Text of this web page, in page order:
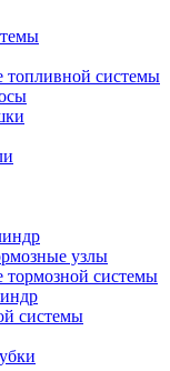
системы
узлы
системы
системы